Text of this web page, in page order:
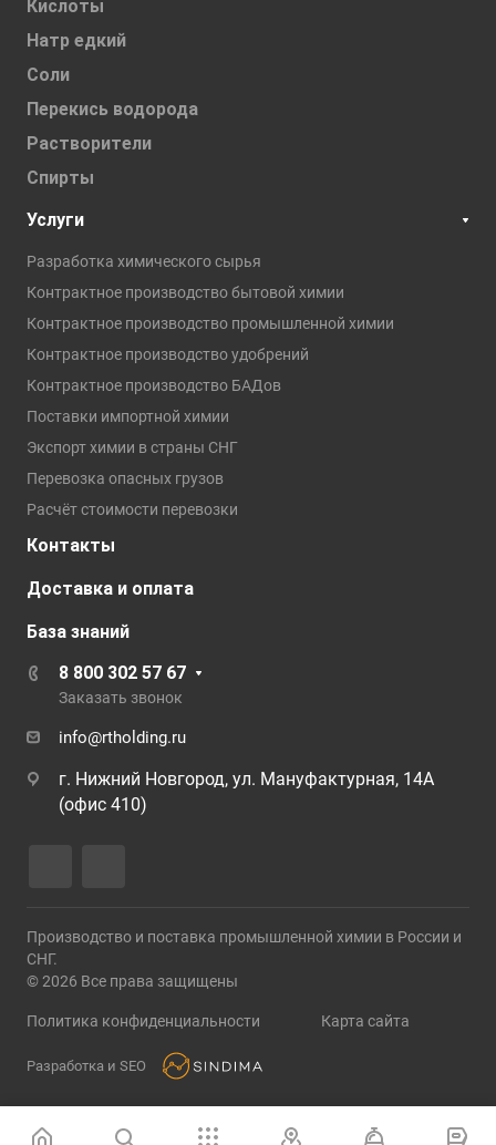
Кислоты
Натр едкий
Соли
Перекись водорода
Растворители
Спирты
Услуги
Разработка химического сырья
Контрактное производство бытовой химии
Контрактное производство промышленной химии
Контрактное производство удобрений
Контрактное производство БАДов
Поставки импортной химии
Экспорт химии в страны СНГ
Перевозка опасных грузов
Расчёт стоимости перевозки
Контакты
Доставка и оплата
База знаний
8 800 302 57 67
Заказать звонок
info@rtholding.ru
г. Нижний Новгород, ул. Мануфактурная, 14А
(офис 410)
Производство и поставка промышленной химии в России и
СНГ.
© 2026 Все права защищены
Политика конфиденциальности Карта сайта
Разработка и SEO